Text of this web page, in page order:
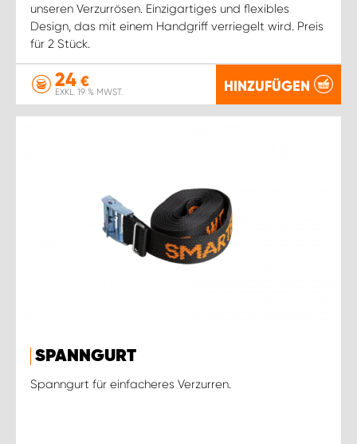
unseren Verzurrösen. Einzigartiges und flexibles
Design, das mit einem Handgriff verriegelt wird. Preis
für 2 Stück.
24 €
EXKL. 19 % MWST. HINZUFÜGEN
SPANNGURT
Spanngurt für einfacheres Verzurren.